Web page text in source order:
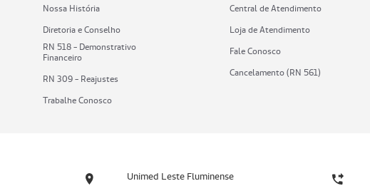
Nossa História
Diretoria e Conselho
RN 518 - Demonstrativo
Financeiro
RN 309 - Reajustes
Trabalhe Conosco
Central de Atendimento
Loja de Atendimento
Fale Conosco
Cancelamento (RN 561)
Unimed Leste Fluminense